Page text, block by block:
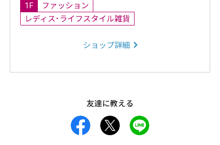
1F
ファッション
レディス･ライフスタイル雑貨
ショップ詳細
友達に教える
facebook